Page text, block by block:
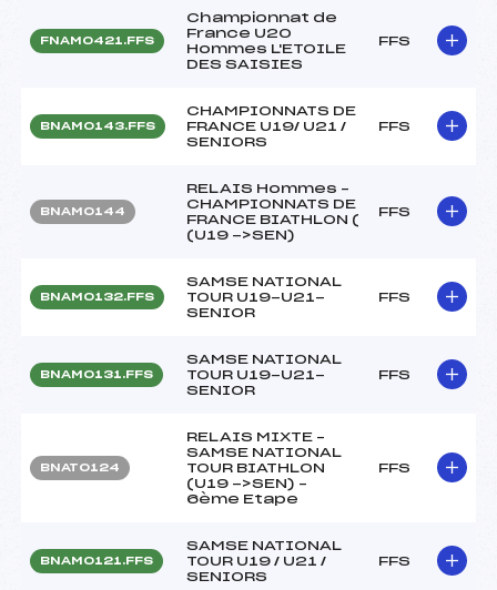
FNAM0421.FFS
Championnat de
France U20
Hommes L'ETOILE
DES SAISIES
FFS
BNAM0143.FFS
CHAMPIONNATS DE
FRANCE U19/ U21 /
SENIORS
FFS
BNAM0144
RELAIS Hommes –
CHAMPIONNATS DE
FRANCE BIATHLON (
(U19 ->SEN)
FFS
BNAM0132.FFS
SAMSE NATIONAL
TOUR U19-U21-
SENIOR
FFS
BNAM0131.FFS
SAMSE NATIONAL
TOUR U19-U21-
SENIOR
FFS
BNAT0124
RELAIS MIXTE –
SAMSE NATIONAL
TOUR BIATHLON
(U19 ->SEN) –
6ème Etape
FFS
BNAM0121.FFS
SAMSE NATIONAL
TOUR U19 / U21 /
SENIORS
FFS